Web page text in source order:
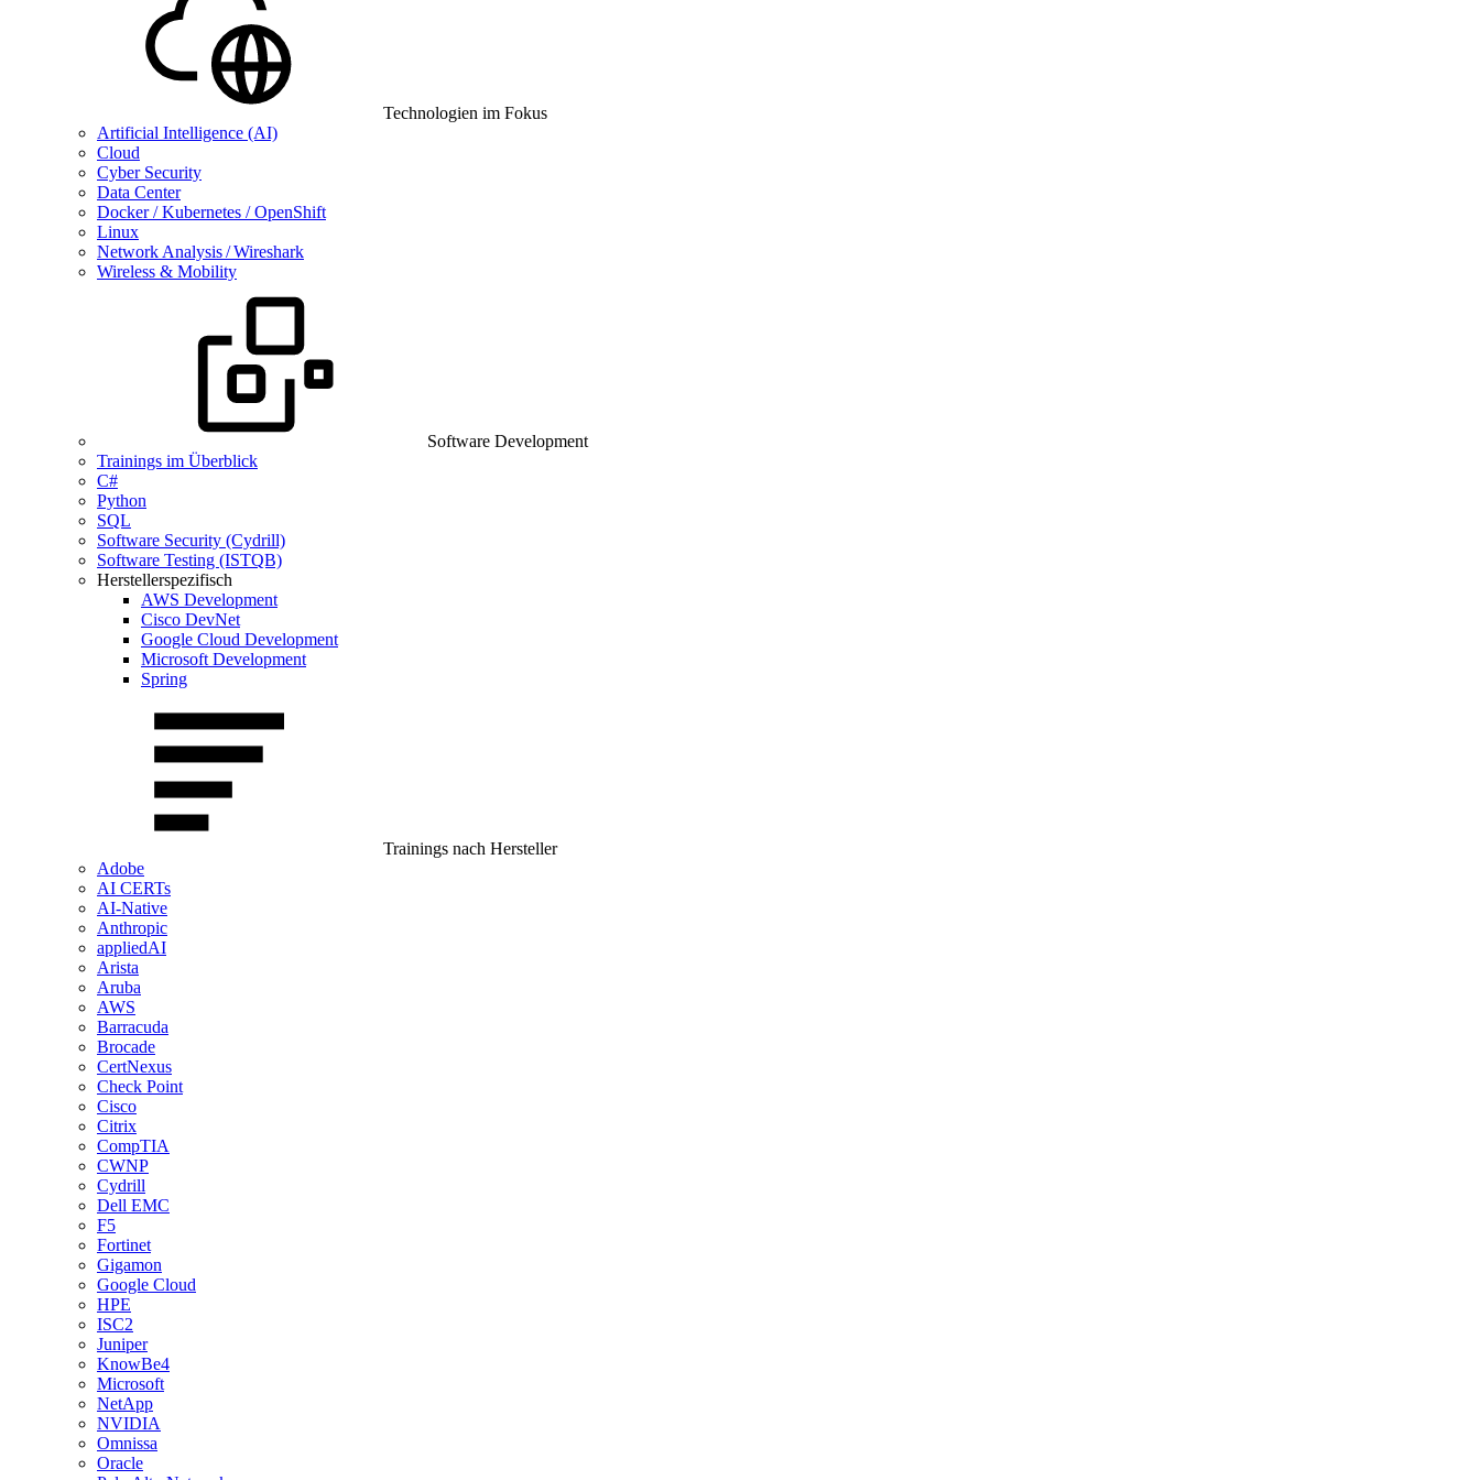
Technologien im Fokus
Artificial Intelligence (AI)
Cloud
Cyber Security
Data Center
Docker / Kubernetes / OpenShift
Linux
Network Analysis / Wireshark
Wireless & Mobility
Software Development
Trainings im Überblick
C#
Python
SQL
Software Security (Cydrill)
Software Testing (ISTQB)
Herstellerspezifisch
AWS Development
Cisco DevNet
Google Cloud Development
Microsoft Development
Spring
Trainings nach Hersteller
Adobe
AI CERTs
AI-Native
Anthropic
appliedAI
Arista
Aruba
AWS
Barracuda
Brocade
CertNexus
Check Point
Cisco
Citrix
CompTIA
CWNP
Cydrill
Dell EMC
F5
Fortinet
Gigamon
Google Cloud
HPE
ISC2
Juniper
KnowBe4
Microsoft
NetApp
NVIDIA
Omnissa
Oracle